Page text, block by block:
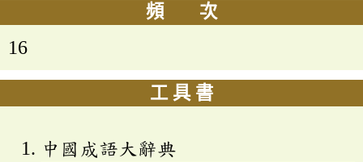
頻 次
16
工 具 書
中國成語大辭典